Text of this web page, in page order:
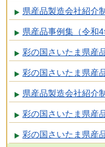
県産品製造会社紹介
県産品事例集（令和4
彩の国さいたま県産
彩の国さいたま県産
県産品製造会社紹介
彩の国さいたま県産
彩の国さいたま県産